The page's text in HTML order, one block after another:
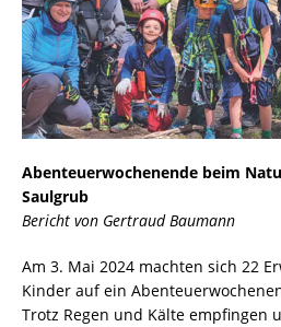
Abenteuerwochenende beim
Saulgrub
Bericht von Gertraud Baumann
Am 3. Mai 2024 machten sich 22
Kinder auf ein
Trotz Regen und Kälte empfingen